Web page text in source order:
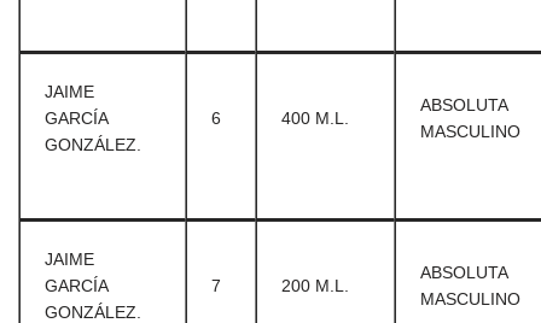
JAIME
GARCÍA
GONZÁLEZ.
6 400 M.L.
ABSOLUTA
MASCULINO
JAIME
GARCÍA
GONZÁLEZ.
7 200 M.L.
ABSOLUTA
MASCULINO